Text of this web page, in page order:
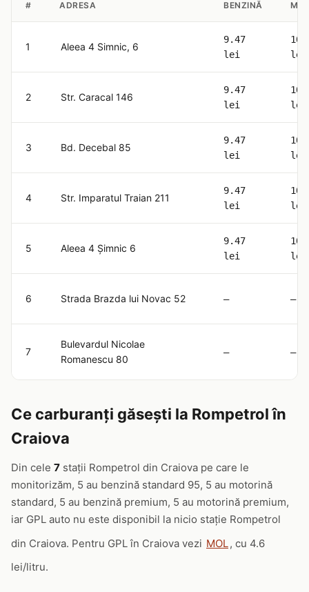
# ADRESA BENZINĂ
1 Aleea 4 Simnic, 6
9.47
lei
lei
2 Str. Caracal 146
9.47
lei
lei
3 Bd. Decebal 85
9.47
lei
lei
4 Str. Imparatul Traian 211
9.47
lei
lei
5 Aleea 4 Șimnic 6
9.47
lei
lei
6 Strada Brazda lui Novac 52 — —
7
Bulevardul Nicolae
Romanescu 80
— —
Ce carburanți găsești la Rompetrol în
Craiova
Din cele 7 stații Rompetrol din Craiova pe care le
monitorizăm, 5 au benzină standard 95, 5 au motorină
standard, 5 au benzină premium, 5 au motorină premium,
iar GPL auto nu este disponibil la nicio stație Rompetrol
din Craiova. Pentru GPL în Craiova vezi MOL, cu 4.6
lei/litru.